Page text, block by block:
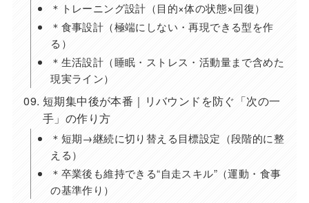
＊トレーニング設計（目的×体の状態×回復）
＊食事設計（極端にしない・再現できる型を作
る）
＊生活設計（睡眠・ストレス・活動量まで含めた
現実ライン）
短期集中後が本番｜リバウンドを防ぐ「次の一
手」の作り方
＊短期→継続に切り替える目標設定（段階的に整
える）
＊卒業後も維持できる“自走スキル”（運動・食事
の基準作り）